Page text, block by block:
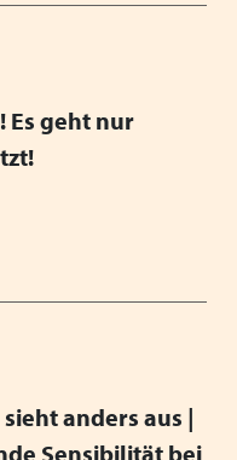
Es geht nur
anders aus |
Sensibilität bei